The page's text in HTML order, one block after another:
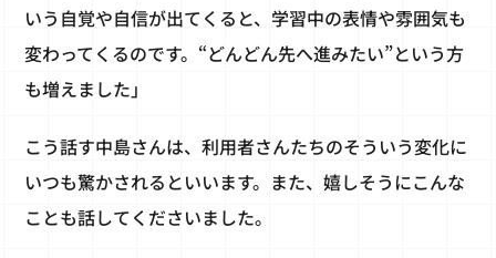
いう自覚や自信が出てくると、学習中の表情や雰囲気も
変わってくるのです。“どんどん先へ進みたい”という方
も増えました」
こう話す中島さんは、利用者さんたちのそういう変化に
いつも驚かされるといいます。また、嬉しそうにこんな
ことも話してくださいました。